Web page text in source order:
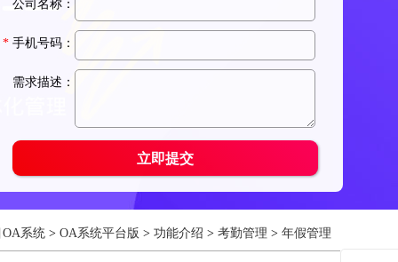
系统 > OA系统平台版 > 功能介绍 > 考勤管理 > 年假管理